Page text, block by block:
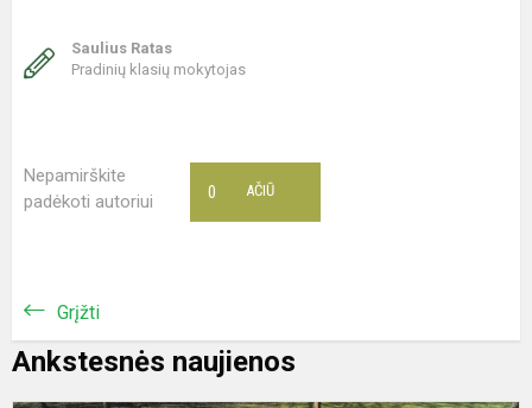
Saulius Ratas
Pradinių klasių mokytojas
Nepamirškite
padėkoti autoriui
AČIŪ
0
Grįžti
Ankstesnės naujienos